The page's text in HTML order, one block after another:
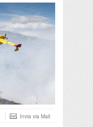
Invia via Mail